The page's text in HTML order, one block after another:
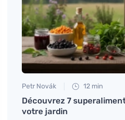
Petr Novák 12 min
Découvrez 7
votre jardin